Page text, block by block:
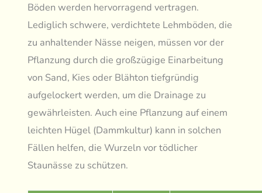
Böden werden hervorragend vertragen.
Lediglich schwere, verdichtete Lehmböden, die
zu anhaltender Nässe neigen, müssen vor der
Pflanzung durch die großzügige Einarbeitung
von Sand, Kies oder Blähton tiefgründig
aufgelockert werden, um die Drainage zu
gewährleisten. Auch eine Pflanzung auf einem
leichten Hügel (Dammkultur) kann in solchen
Fällen helfen, die Wurzeln vor tödlicher
Staunässe zu schützen.